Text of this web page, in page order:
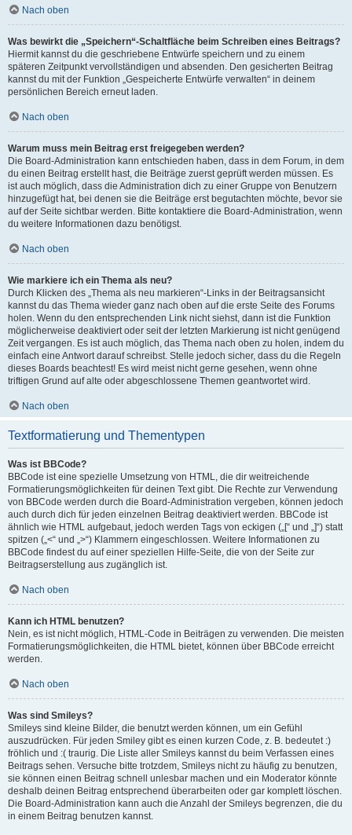
Nach oben
Was bewirkt die „Speichern“-Schaltfläche beim Schreiben eines Beitrags?
Hiermit kannst du die geschriebene Entwürfe speichern und zu einem
späteren Zeitpunkt vervollständigen und absenden. Den gesicherten Beitrag
kannst du mit der Funktion „Gespeicherte Entwürfe verwalten“ in deinem
persönlichen Bereich erneut laden.
Nach oben
Warum muss mein Beitrag erst freigegeben werden?
Die Board-Administration kann entschieden haben, dass in dem Forum, in dem
du einen Beitrag erstellt hast, die Beiträge zuerst geprüft werden müssen. Es
ist auch möglich, dass die Administration dich zu einer Gruppe von Benutzern
hinzugefügt hat, bei denen sie die Beiträge erst begutachten möchte, bevor sie
auf der Seite sichtbar werden. Bitte kontaktiere die Board-Administration, wenn
du weitere Informationen dazu benötigst.
Nach oben
Wie markiere ich ein Thema als neu?
Durch Klicken des „Thema als neu markieren“-Links in der Beitragsansicht
kannst du das Thema wieder ganz nach oben auf die erste Seite des Forums
holen. Wenn du den entsprechenden Link nicht siehst, dann ist die Funktion
möglicherweise deaktiviert oder seit der letzten Markierung ist nicht genügend
Zeit vergangen. Es ist auch möglich, das Thema nach oben zu holen, indem du
einfach eine Antwort darauf schreibst. Stelle jedoch sicher, dass du die Regeln
dieses Boards beachtest! Es wird meist nicht gerne gesehen, wenn ohne
triftigen Grund auf alte oder abgeschlossene Themen geantwortet wird.
Nach oben
Textformatierung und Thementypen
Was ist BBCode?
BBCode ist eine spezielle Umsetzung von HTML, die dir weitreichende
Formatierungsmöglichkeiten für deinen Text gibt. Die Rechte zur Verwendung
von BBCode werden durch die Board-Administration vergeben, können jedoch
auch durch dich für jeden einzelnen Beitrag deaktiviert werden. BBCode ist
ähnlich wie HTML aufgebaut, jedoch werden Tags von eckigen („[“ und „]“) statt
spitzen („<“ und „>“) Klammern eingeschlossen. Weitere Informationen zu
BBCode findest du auf einer speziellen Hilfe-Seite, die von der Seite zur
Beitragserstellung aus zugänglich ist.
Nach oben
Kann ich HTML benutzen?
Nein, es ist nicht möglich, HTML-Code in Beiträgen zu verwenden. Die meisten
Formatierungsmöglichkeiten, die HTML bietet, können über BBCode erreicht
werden.
Nach oben
Was sind Smileys?
Smileys sind kleine Bilder, die benutzt werden können, um ein Gefühl
auszudrücken. Für jeden Smiley gibt es einen kurzen Code, z. B. bedeutet :)
fröhlich und :( traurig. Die Liste aller Smileys kannst du beim Verfassen eines
Beitrags sehen. Versuche bitte trotzdem, Smileys nicht zu häufig zu benutzen,
sie können einen Beitrag schnell unlesbar machen und ein Moderator könnte
deshalb deinen Beitrag entsprechend überarbeiten oder gar komplett löschen.
Die Board-Administration kann auch die Anzahl der Smileys begrenzen, die du
in einem Beitrag benutzen kannst.